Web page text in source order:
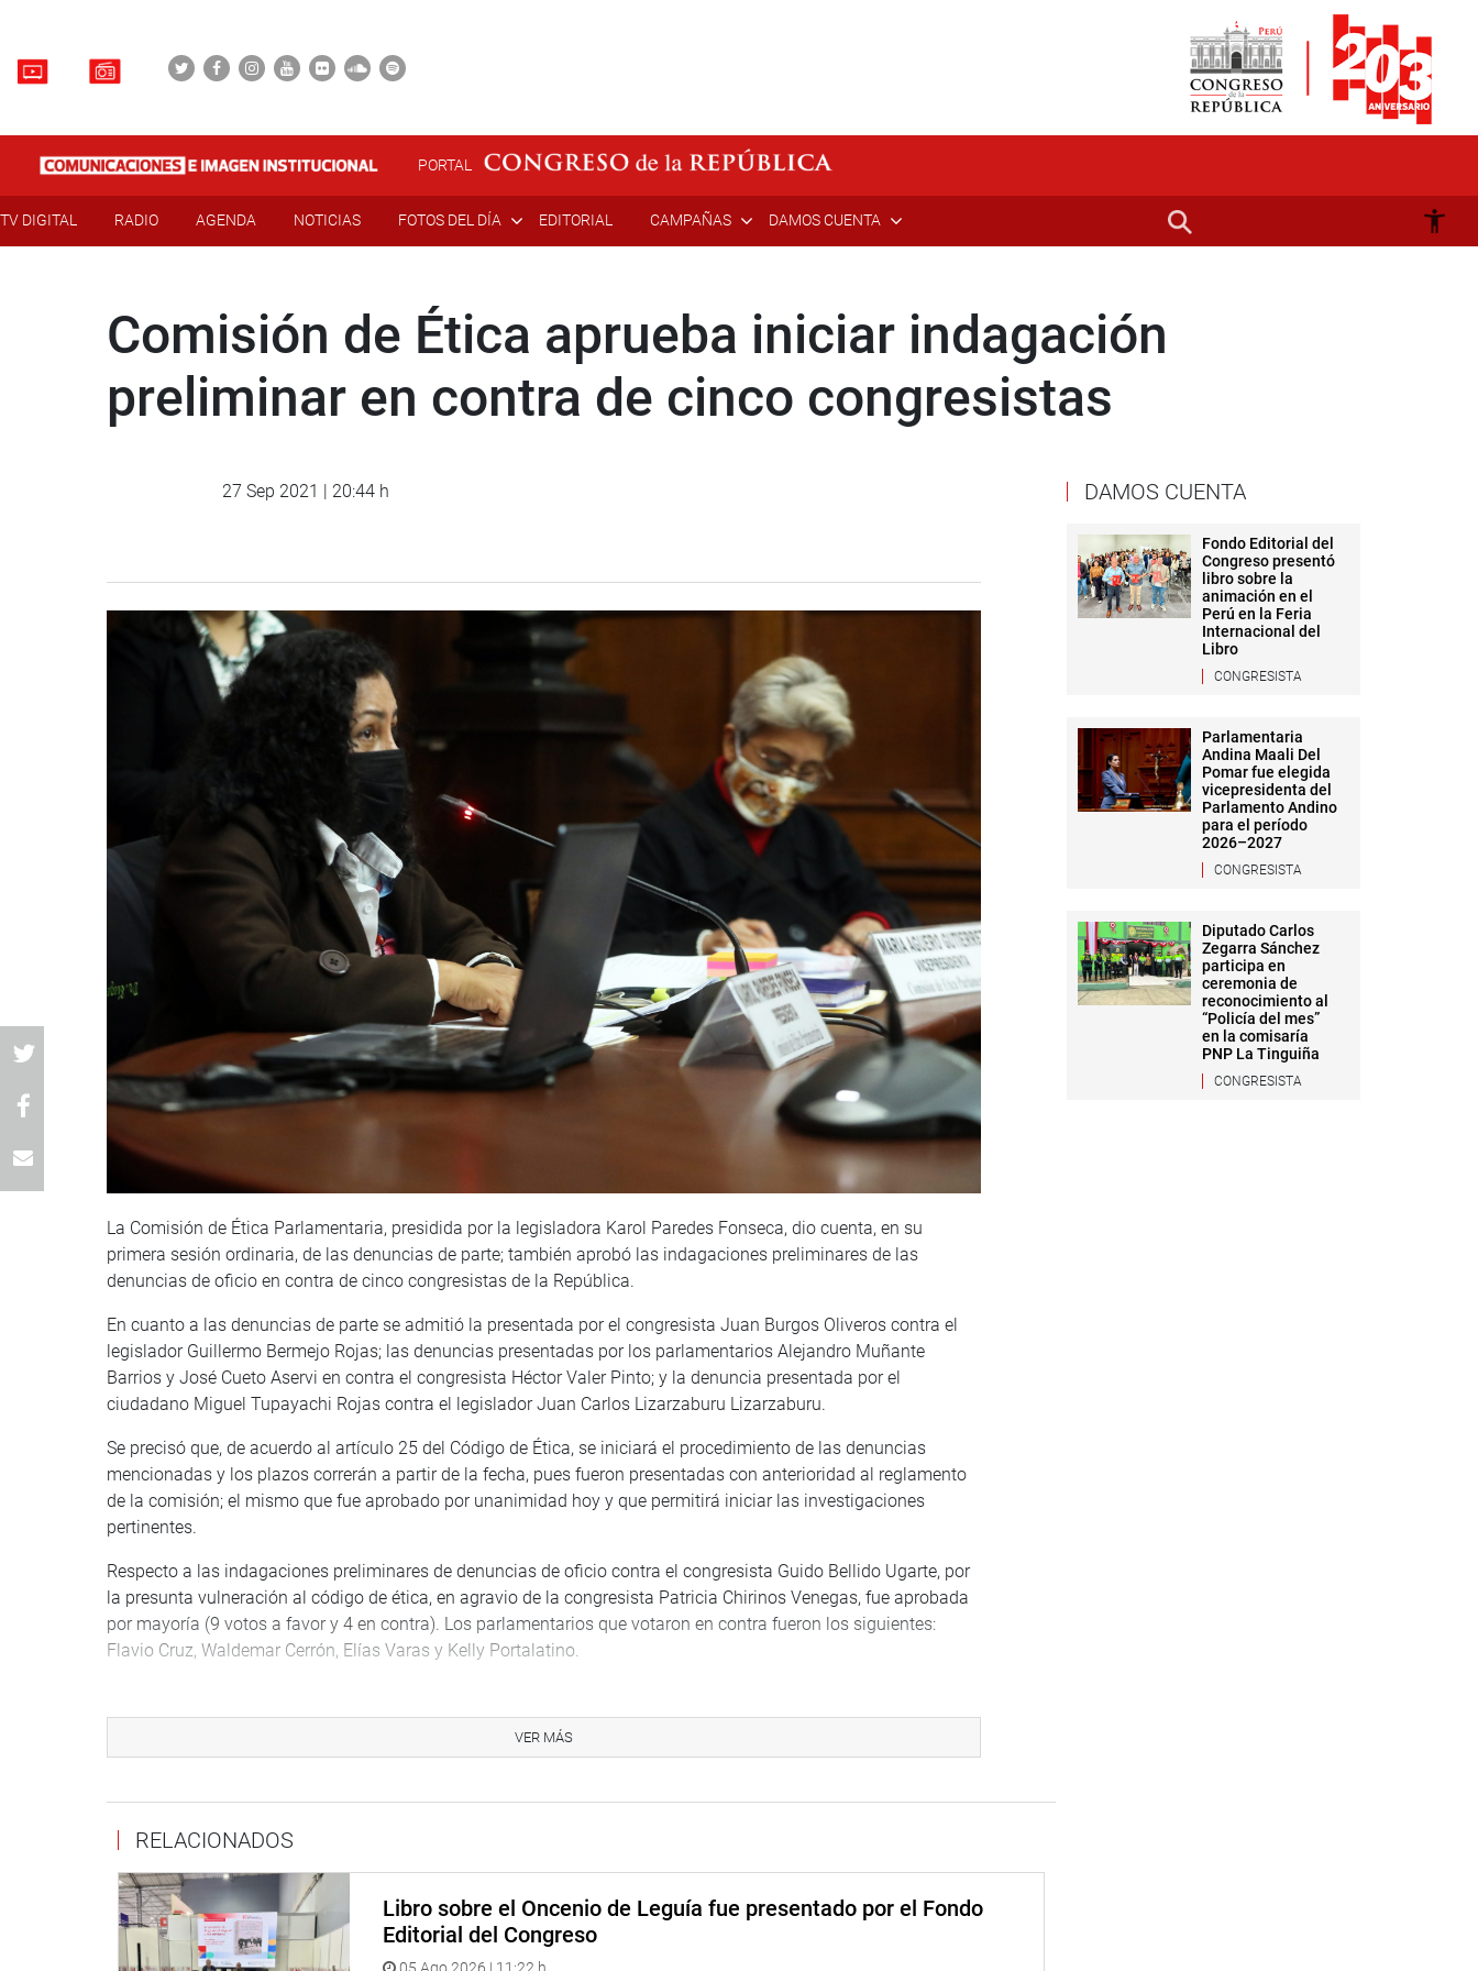
PORTAL
TV DIGITAL RADIO AGENDA NOTICIAS FOTOS DEL DÍA EDITORIAL CAMPAÑAS DAMOS CUENTA
Comisión de Ética aprueba iniciar indagación
preliminar en contra de cinco congresistas
27 Sep 2021 | 20:44 h
La Comisión de Ética Parlamentaria, presidida por la legisladora Karol Paredes Fonseca, dio cuenta, en su
primera sesión ordinaria, de las denuncias de parte; también aprobó las indagaciones preliminares de las
denuncias de oficio en contra de cinco congresistas de la República.
En cuanto a las denuncias de parte se admitió la presentada por el congresista Juan Burgos Oliveros contra el
legislador Guillermo Bermejo Rojas; las denuncias presentadas por los parlamentarios Alejandro Muñante
Barrios y José Cueto Aservi en contra el congresista Héctor Valer Pinto; y la denuncia presentada por el
ciudadano Miguel Tupayachi Rojas contra el legislador Juan Carlos Lizarzaburu Lizarzaburu.
Se precisó que, de acuerdo al artículo 25 del Código de Ética, se iniciará el procedimiento de las denuncias
mencionadas y los plazos correrán a partir de la fecha, pues fueron presentadas con anterioridad al reglamento
de la comisión; el mismo que fue aprobado por unanimidad hoy y que permitirá iniciar las investigaciones
pertinentes.
Respecto a las indagaciones preliminares de denuncias de oficio contra el congresista Guido Bellido Ugarte, por
la presunta vulneración al código de ética, en agravio de la congresista Patricia Chirinos Venegas, fue aprobada
por mayoría (9 votos a favor y 4 en contra). Los parlamentarios que votaron en contra fueron los siguientes:
Flavio Cruz, Waldemar Cerrón, Elías Varas y Kelly Portalatino.
de ética, en agravio de los congresistas Leslie Olivos Martínez y Héctor Ventura Ángel, esta también fue
aprobada por mayoría 11 a favor y 3 en contra. Flavio Cruz Mamami, Waldemar Cerrón y Hitler Saavedra fueron
vulneración al código de ética, en agravio del periodista puneño Liubumir Fernández. En este caso fue por 13
votos a favor y la abstención del congresista Flavio Cruz Mamani.
Lima, 27 de setiembre del 2021
COMISIÓN DE ÉTICA
VER MÁS
RELACIONADOS
Libro sobre el Oncenio de Leguía fue presentado por el Fondo
Editorial del Congreso
DAMOS CUENTA
Fondo Editorial del
Congreso presentó
libro sobre la
animación en el
Perú en la Feria
Internacional del
Libro
CONGRESISTA
Parlamentaria
Andina Maali Del
Pomar fue elegida
vicepresidenta del
Parlamento Andino
para el período
2026–2027
CONGRESISTA
Diputado Carlos
Zegarra Sánchez
participa en
ceremonia de
reconocimiento al
“Policía del mes”
en la comisaría
PNP La Tinguiña
CONGRESISTA